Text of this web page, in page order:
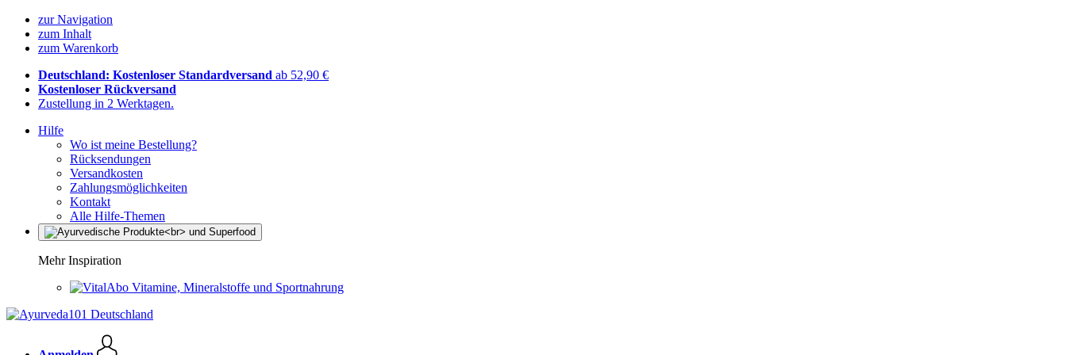
zur Navigation
zum Inhalt
zum Warenkorb
Deutschland: Kostenloser Standardversand ab 52,90 €
Kostenloser Rückversand
Zustellung in 2 Werktagen.
Hilfe
Wo ist meine Bestellung?
Rücksendungen
Versandkosten
Zahlungsmöglichkeiten
Kontakt
Alle Hilfe-Themen
Mehr Inspiration
Vitamine, Mineralstoffe und Sportnahrung